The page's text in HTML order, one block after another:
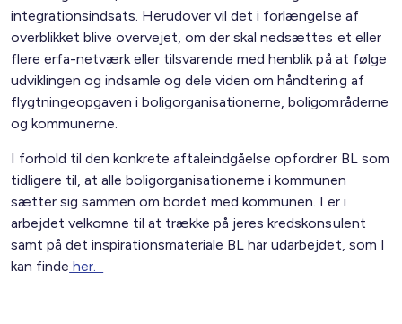
integrationsindsats. Herudover vil det i forlængelse af
overblikket blive overvejet, om der skal nedsættes et eller
flere erfa-netværk eller tilsvarende med henblik på at følge
udviklingen og indsamle og dele viden om håndtering af
flygtningeopgaven i boligorganisationerne, boligområderne
og kommunerne.
I forhold til den konkrete aftaleindgåelse opfordrer BL som
tidligere til, at alle boligorganisationerne i kommunen
sætter sig sammen om bordet med kommunen. I er i
arbejdet velkomne til at trække på jeres kredskonsulent
samt på det inspirationsmateriale BL har udarbejdet, som I
kan finde her.